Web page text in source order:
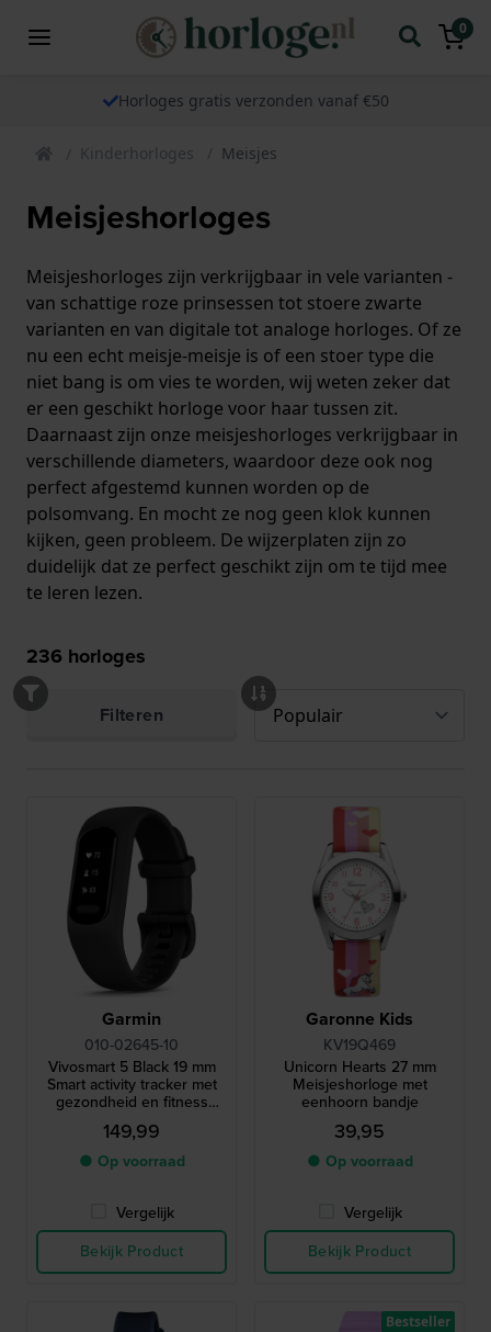
0
Horloges gratis verzonden vanaf €50
Kinderhorloges Meisjes
Meisjeshorloges
Meisjeshorloges zijn verkrijgbaar in vele varianten -
van schattige roze prinsessen tot stoere zwarte
varianten en van digitale tot analoge horloges. Of ze
nu een echt meisje-meisje is of een stoer type die
niet bang is om vies te worden, wij weten zeker dat
er een geschikt horloge voor haar tussen zit.
Daarnaast zijn onze meisjeshorloges verkrijgbaar in
verschillende diameters, waardoor deze ook nog
perfect afgestemd kunnen worden op de
polsomvang. En mocht ze nog geen klok kunnen
kijken, geen probleem. De wijzerplaten zijn zo
duidelijk dat ze perfect geschikt zijn om te tijd mee
te leren lezen.
236 horloges
Filteren
Garmin
010-02645-10
Vivosmart 5 Black 19 mm
Smart activity tracker met
gezondheid en fitness
functies
149,99
● Op voorraad
Vergelijk
Bekijk Product
Garonne Kids
KV19Q469
Unicorn Hearts 27 mm
Meisjeshorloge met
eenhoorn bandje
39,95
● Op voorraad
Vergelijk
Bekijk Product
Bestseller